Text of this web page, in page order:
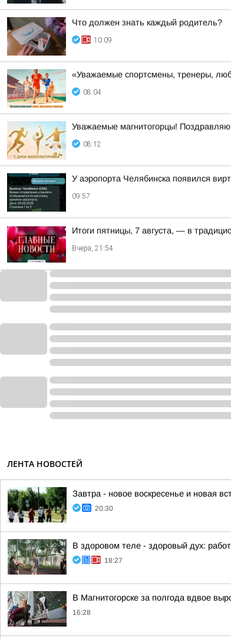
Что должен знать каждый родитель?
10:09
«Уважаемые спортсмены, тренеры,
08:04
Уважаемые магнитогорцы!
08:12
У аэропорта Челябинска появился
09:57
Итоги пятницы, 7 августа, — в
Вчера, 21:54
ЛЕНТА НОВОСТЕЙ
Завтра - новое воскресенье и новая
20:30
В здоровом теле - здоровый дух:
18:27
В Магнитогорске за полгода вдвое
16:28